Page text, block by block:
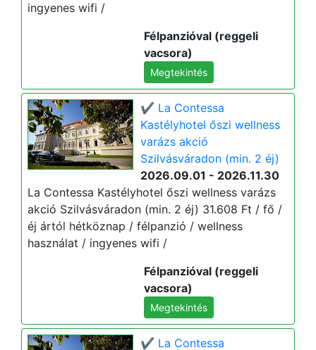
ingyenes wifi /
Félpanzióval (reggeli
vacsora)
Megtekintés
✔️ La Contessa
Kastélyhotel őszi wellness
varázs akció
Szilvásváradon (min. 2 éj)
2026.09.01 - 2026.11.30
La Contessa Kastélyhotel őszi wellness varázs
akció Szilvásváradon (min. 2 éj) 31.608 Ft / fő /
éj ártól hétköznap / félpanzió / wellness
használat / ingyenes wifi /
Félpanzióval (reggeli
vacsora)
Megtekintés
✔️ La Contessa